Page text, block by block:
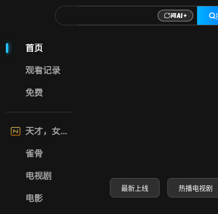
首页
观看记录
免费
天才，女友
雀骨
电视剧
电影
最新上线 热播电视剧